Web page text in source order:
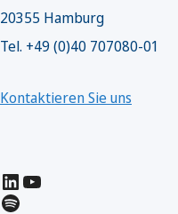
20355 Hamburg
Tel. +49 (0)40 707080-01
Kontaktieren Sie uns
LinkedIn
YouTube
Spotify